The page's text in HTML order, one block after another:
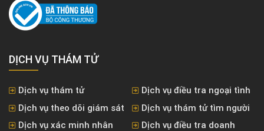
DỊCH VỤ THÁM TỬ
Dịch vụ thám tử
Dịch vụ điều tra ngoại tình
Dịch vụ theo dõi giám sát
Dịch vụ thám tử tìm người
Dịch vụ xác minh nhân
Dịch vụ điều tra doanh